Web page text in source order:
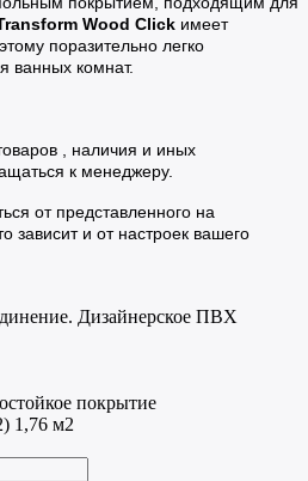
Wood Click имеет
поразительно легко
ванных комнат.
, наличия и иных
к менеджеру.
от представленного на
зависит и от настроек вашего
Дизайнерское ПВХ
покрытие
1,76 м2